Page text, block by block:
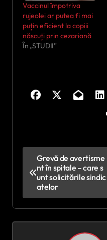
Vaccinul împotriva
rujeolei ar putea fi mai
puțin eficient la copiii
născuți prin cezariană
În „STUDII”
i
g
Grevă de avertisme
nt în spitale – care s
unt solicitările sindic
atelor